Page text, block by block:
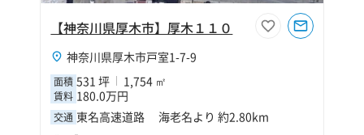
【神奈川県厚木市】厚木１１０
神奈川県厚木市戸室1-7-9
面積 531 坪 1,754 ㎡
賃料 180.0万円
交通 東名高速道路 海老名より 約2.80km